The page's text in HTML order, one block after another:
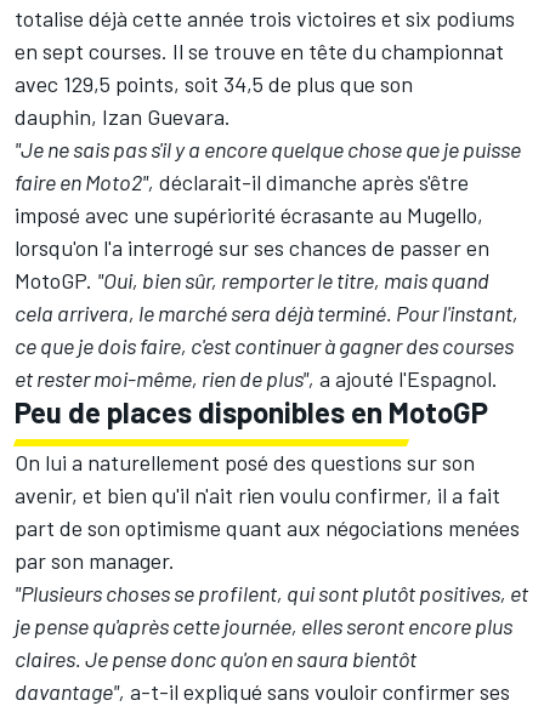
totalise déjà cette année trois victoires et six podiums
en sept courses. Il se trouve en tête du championnat
avec 129,5 points, soit 34,5 de plus que son
dauphin, Izan Guevara.
"Je ne sais pas s'il y a encore quelque chose que je puisse
faire en Moto2", déclarait-il dimanche après s'être
imposé avec une supériorité écrasante au Mugello,
lorsqu'on l'a interrogé sur ses chances de passer en
MotoGP. "Oui, bien sûr, remporter le titre, mais quand
cela arrivera, le marché sera déjà terminé. Pour l'instant,
ce que je dois faire, c'est continuer à gagner des courses
et rester moi-même, rien de plus", a ajouté l'Espagnol.
Peu de places disponibles en MotoGP
On lui a naturellement posé des questions sur son
avenir, et bien qu'il n'ait rien voulu confirmer, il a fait
part de son optimisme quant aux négociations menées
par son manager.
"Plusieurs choses se profilent, qui sont plutôt positives, et
je pense qu'après cette journée, elles seront encore plus
claires. Je pense donc qu'on en saura bientôt
davantage", a-t-il expliqué sans vouloir confirmer ses